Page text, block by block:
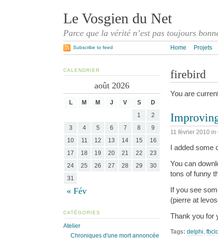
Le Vosgien du Net
Parce que la vérité n’est pas toujours
Home Projets
Subscribe to feed
firebird
You are
11 février 2010 in
I added some
You can
tons of funny
If you see
(pierre at
Thank you for
Tags: delphi
CALENDRIER
août 2026
L M M J V S D
« Fév
1
2
3
4 5 6 7 8
9
10
11 12 13 14 15
16
17
18 19 20 21 22
23
24
25 26 27 28 29
30
31
CATÉGORIES
Atelier
Chroniques d'une mort annoncée